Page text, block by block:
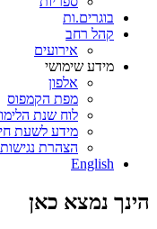
בוגרים.ות
קהל רחב
אירועים
מידע שימושי
אלפון
מפת הקמפוס
לוח שנת
מידע לשעת
הצהרת נגישות
English
הינך נמצא כאן